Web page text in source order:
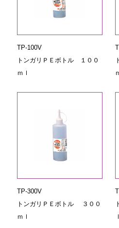
TP-100V
トンガリＰＥボトル １００
ｍｌ
TP-300V
トンガリＰＥボトル ３００
ｍｌ
ｌ